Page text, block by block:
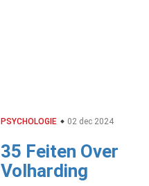
PSYCHOLOGIE 02 dec 2024
35 Feiten Over
Volharding